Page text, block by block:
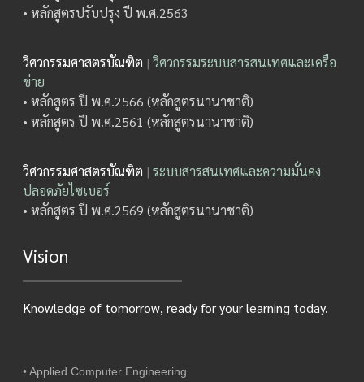
• หลักสูตรปรับปรุง ปี พ.ศ.2563
วิศวกรรมศาสตรบัณฑิต | วิศวกรรมระบบสารสนเทศและเครือ
ข่าย
• หลักสูตร ปี พ.ศ.2566 (หลักสูตรนานาชาติ)
• หลักสูตร ปี พ.ศ.2561 (หลักสูตรนานาชาติ)
วิศวกรรมศาสตรบัณฑิต | ระบบสารสนเทศและความมั่นคง
ปลอดภัยไซเบอร์
• หลักสูตร ปี พ.ศ.2569 (หลักสูตรนานาชาติ)
Vision
Knowledge of tomorrow, ready for your learning today.
• Applied Computer Engineering